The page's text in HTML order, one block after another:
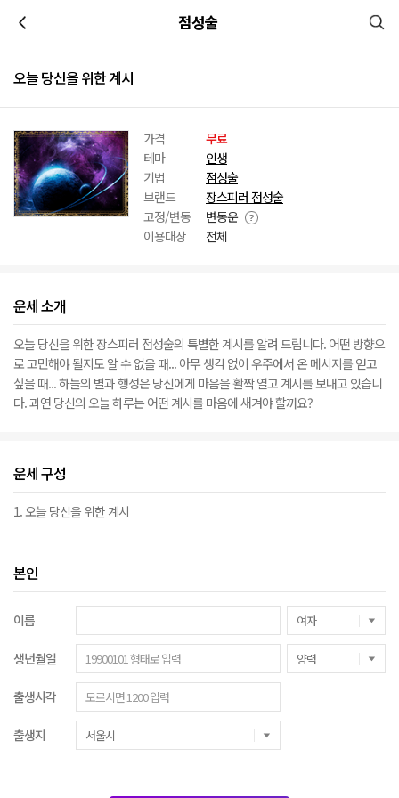
점성술
오늘 당신을 위한 계시
가격
무료
테마
인생
기법
점성술
브랜드
장스피러 점성술
고정/변동
변동운
이용대상
전체
운세 소개
오늘 당신을 위한 장스피러 점성술의 특별한 계시를 알려 드립니다. 어떤 방향으
로 고민해야 될지도 알 수 없을 때... 아무 생각 없이 우주에서 온 메시지를 얻고
싶을 때... 하늘의 별과 행성은 당신에게 마음을 활짝 열고 계시를 보내고 있습니
다. 과연 당신의 오늘 하루는 어떤 계시를 마음에 새겨야 할까요?
운세 구성
1. 오늘 당신을 위한 계시
본인
이름
생년월일
출생시각
출생지